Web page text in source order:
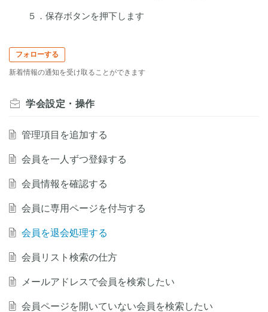
５．保存ボタンを押下します
フォローする
新着情報の通知を受け取ることができます
学会設定・操作
管理項目を追加する
会員を一人ずつ登録する
会員情報を確認する
会員に専用ページを付与する
会員を退会処理する
会員リスト検索の仕方
メールアドレスで会員を検索したい
会員ページを開いていない会員を検索したい